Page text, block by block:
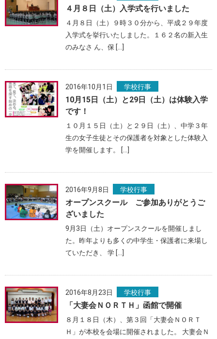
４月８日（土）入学式を行いました
４月８日（土）９時３０分から、平成２９年度
入学式を挙行いたしました。１６２名の新入生
のみなさ ん、保 […]
2016年10月1日 学校行事
10月15日（土）と29日（土）は体験入学
です！
１０月１５日（土）と２９日（土）、中学３年
生の女子生徒とその保護者を対象とした体験入
学を開催します。 […]
2016年9月8日 学校行事
オープンスクール ご参加ありがとうご
ざいました
9月3日（土）オープンスクールを開催しまし
た。昨年よりも多くの中学生・保護者に来場し
ていただき、 学 […]
2016年8月23日 学校行事
「大妻会ＮＯＲＴＨ」函館で開催
８月１８日（木）、第３回「大妻会ＮＯＲＴ
Ｈ」が本校を会場に開催されました。 大妻会Ｎ